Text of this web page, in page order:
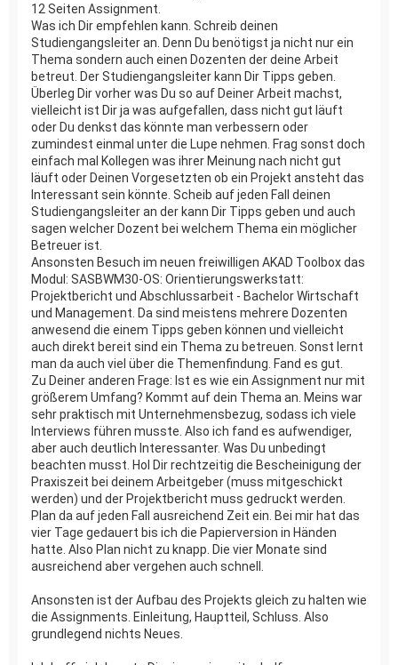
12 Seiten Assignment.
Was ich Dir empfehlen kann. Schreib deinen
Studiengangsleiter an. Denn Du benötigst ja nicht nur ein
Thema sondern auch einen Dozenten der deine Arbeit
betreut. Der Studiengangsleiter kann Dir Tipps geben.
Überleg Dir vorher was Du so auf Deiner Arbeit machst,
vielleicht ist Dir ja was aufgefallen, dass nicht gut läuft
oder Du denkst das könnte man verbessern oder
zumindest einmal unter die Lupe nehmen. Frag sonst doch
einfach mal Kollegen was ihrer Meinung nach nicht gut
läuft oder Deinen Vorgesetzten ob ein Projekt ansteht das
Interessant sein könnte. Scheib auf jeden Fall deinen
Studiengangsleiter an der kann Dir Tipps geben und auch
sagen welcher Dozent bei welchem Thema ein möglicher
Betreuer ist.
Ansonsten Besuch im neuen freiwilligen AKAD Toolbox das
Modul: SASBWM30-OS: Orientierungswerkstatt:
Projektbericht und Abschlussarbeit - Bachelor Wirtschaft
und Management. Da sind meistens mehrere Dozenten
anwesend die einem Tipps geben können und vielleicht
auch direkt bereit sind ein Thema zu betreuen. Sonst lernt
man da auch viel über die Themenfindung. Fand es gut.
Zu Deiner anderen Frage: Ist es wie ein Assignment nur mit
größerem Umfang? Kommt auf dein Thema an. Meins war
sehr praktisch mit Unternehmensbezug, sodass ich viele
Interviews führen musste. Also ich fand es aufwendiger,
aber auch deutlich Interessanter. Was Du unbedingt
beachten musst. Hol Dir rechtzeitig die Bescheinigung der
Praxiszeit bei deinem Arbeitgeber (muss mitgeschickt
werden) und der Projektbericht muss gedruckt werden.
Plan da auf jeden Fall ausreichend Zeit ein. Bei mir hat das
vier Tage gedauert bis ich die Papierversion in Händen
hatte. Also Plan nicht zu knapp. Die vier Monate sind
ausreichend aber vergehen auch schnell.
Ansonsten ist der Aufbau des Projekts gleich zu halten wie
die Assignments. Einleitung, Hauptteil, Schluss. Also
grundlegend nichts Neues.